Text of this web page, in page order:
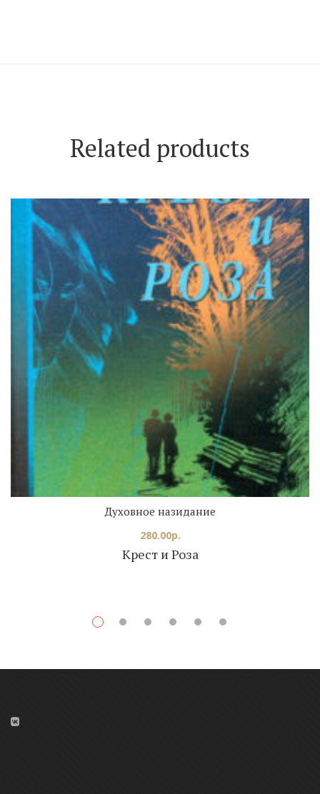
Related products
Крест и Роза
Духовное назидание
280.00р.